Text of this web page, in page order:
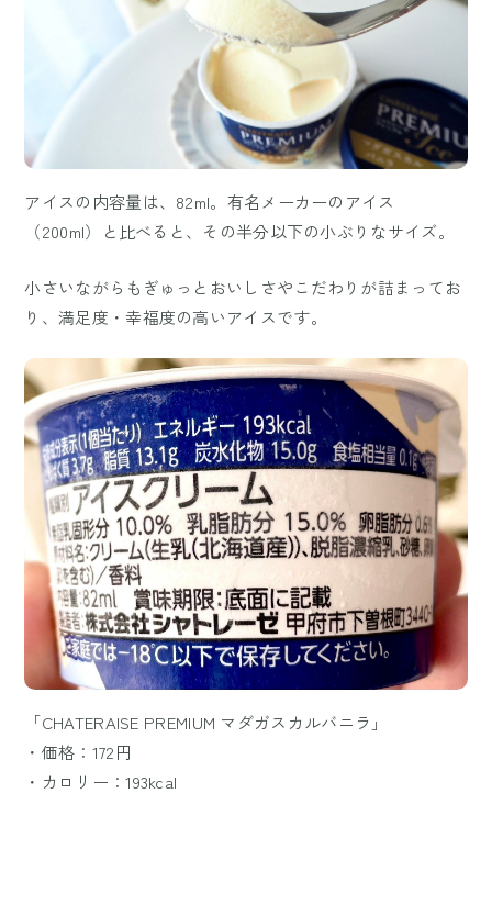
アイスの内容量は、82ml。有名メーカーのアイス
（200ml）と比べると、その半分以下の小ぶりなサイズ。
小さいながらもぎゅっとおいしさやこだわりが詰まってお
り、満足度・幸福度の高いアイスです。
「CHATERAISE PREMIUM マダガスカルバニラ」
・価格：172円
・カロリー：193kcal